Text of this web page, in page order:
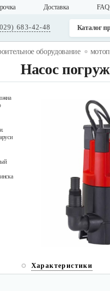
Доставка FAQ
683-42-48 Каталог
оборудование
Насос
Характеристики